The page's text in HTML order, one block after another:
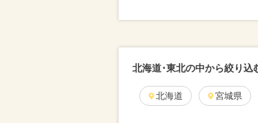
北海道･東北の中から絞り込
北海道 宮城県